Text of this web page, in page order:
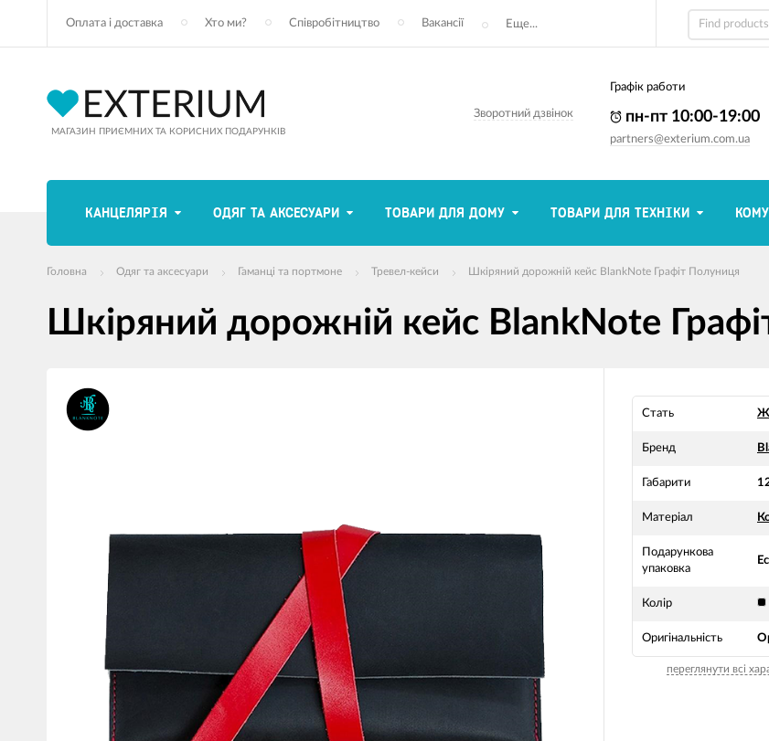
Оплата і доставка Хто ми? Співробітництво Вакансії Еще...
МАГАЗИН ПРИЄМНИХ ТА КОРИСНИХ ПОДАРУНКІВ
Зворотний дзвінок
Графік работи
пн-пт 10:00-19:00
partners@exterium.com.ua
КАНЦЕЛЯРІЯ ОДЯГ ТА АКСЕСУАРИ ТОВАРИ ДЛЯ ДОМУ ТОВАРИ ДЛЯ ТЕХНІКИ
Головна Одяг та аксесуари Гаманці та портмоне Тревел-кейси Шкіряний дорожній кейс BlankNote Графіт Полуниця
Шкіряний дорожній кейс BlankNote
продуктів
Стать
Бренд
Габарити
Матеріал
Подарункова
упаковка
Колір
Оригінальність
переглянути всі